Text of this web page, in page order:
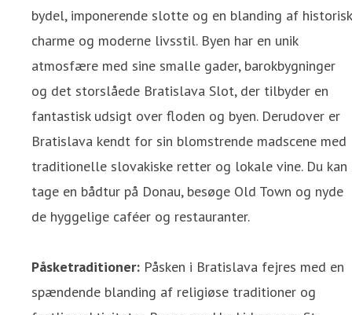
bydel, imponerende slotte og en blanding af historisk
charme og moderne livsstil. Byen har en unik
atmosfære med sine smalle gader, barokbygninger
og det storslåede Bratislava Slot, der tilbyder en
fantastisk udsigt over floden og byen. Derudover er
Bratislava kendt for sin blomstrende madscene med
traditionelle slovakiske retter og lokale vine. Du kan
tage en bådtur på Donau, besøge Old Town og nyde
de hyggelige caféer og restauranter.
Påsketraditioner: Påsken i Bratislava fejres med en
spændende blanding af religiøse traditioner og